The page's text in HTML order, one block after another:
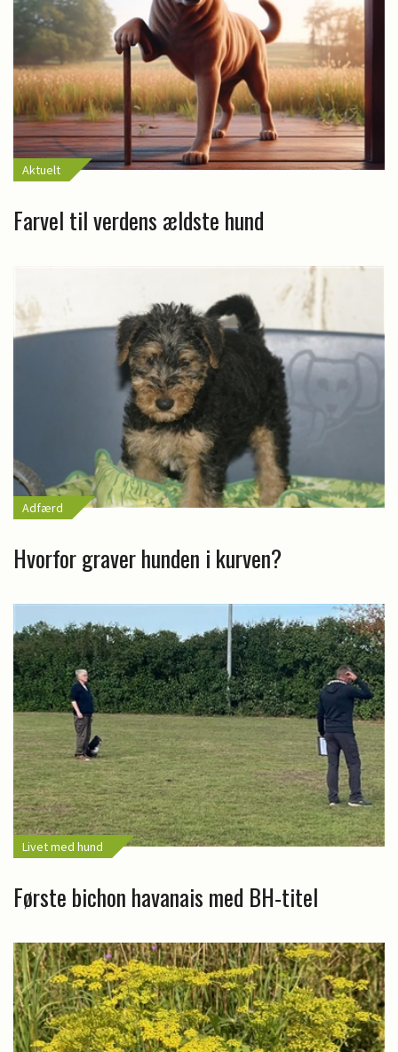
Aktuelt
Farvel til verdens ældste hund
Adfærd
Hvorfor graver hunden i kurven?
Livet med hund
Første bichon havanais med BH-titel